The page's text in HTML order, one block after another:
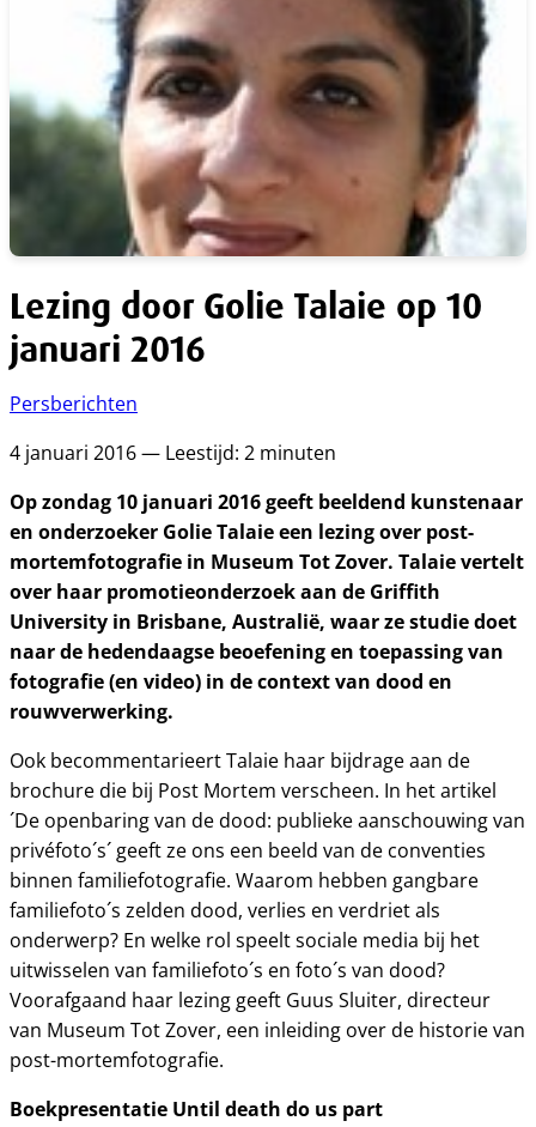
Lezing door Golie Talaie op 10
januari 2016
Persberichten
4 januari 2016 — Leestijd: 2 minuten
Op zondag 10 januari 2016 geeft beeldend kunstenaar
en onderzoeker Golie Talaie een lezing over post-
mortemfotografie in Museum Tot Zover. Talaie vertelt
over haar promotieonderzoek aan de Griffith
University in Brisbane, Australië, waar ze studie doet
naar de hedendaagse beoefening en toepassing van
fotografie (en video) in de context van dood en
rouwverwerking.
Ook becommentarieert Talaie haar bijdrage aan de
brochure die bij Post Mortem verscheen. In het artikel
´De openbaring van de dood: publieke aanschouwing van
privéfoto´s´ geeft ze ons een beeld van de conventies
binnen familiefotografie. Waarom hebben gangbare
familiefoto´s zelden dood, verlies en verdriet als
onderwerp? En welke rol speelt sociale media bij het
uitwisselen van familiefoto´s en foto´s van dood?
Voorafgaand haar lezing geeft Guus Sluiter, directeur
van Museum Tot Zover, een inleiding over de historie van
post-mortemfotografie.
Boekpresentatie Until death do us part